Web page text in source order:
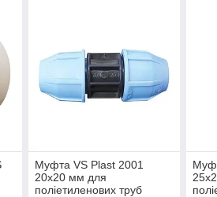
Муфта VS Plast 2001
20х20 мм для
поліетиленових труб